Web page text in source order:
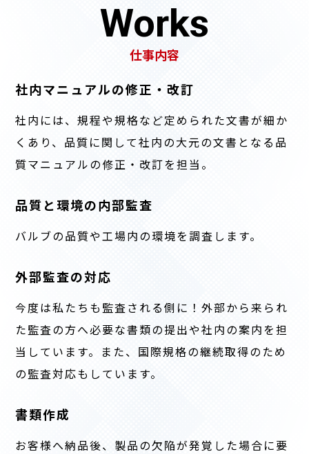
Works
仕事内容
社内マニュアルの修正・改訂
社内には、規程や規格など定められた文書が細か
くあり、品質に関して社内の大元の文書となる品
質マニュアルの修正・改訂を担当。
品質と環境の内部監査
バルブの品質や工場内の環境を調査します。
外部監査の対応
今度は私たちも監査される側に！外部から来られ
た監査の方へ必要な書類の提出や社内の案内を担
当しています。また、国際規格の継続取得のため
の監査対応もしています。
書類作成
お客様へ納品後、製品の欠陥が発覚した場合に要